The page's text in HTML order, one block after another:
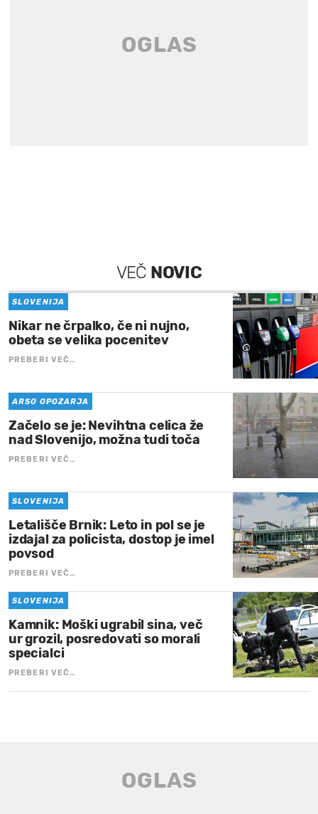
VEČ NOVIC
SLOVENIJA
Nikar ne črpalko, če ni nujno,
obeta se velika pocenitev
PREBERI VEČ…
ARSO OPOZARJA
Začelo se je: Nevihtna celica že
nad Slovenijo, možna tudi toča
PREBERI VEČ…
SLOVENIJA
Letališče Brnik: Leto in pol se je
izdajal za policista, dostop je imel
povsod
PREBERI VEČ…
SLOVENIJA
Kamnik: Moški ugrabil sina, več
ur grozil, posredovati so morali
specialci
PREBERI VEČ…